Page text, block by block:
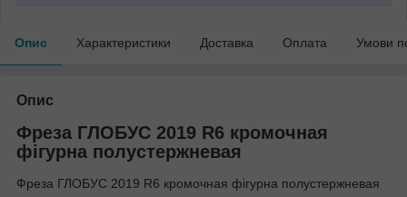
Опис Характеристики Доставка Оплата Умови
Опис
Фреза ГЛОБУС 2019 R6 кромочная
фігурна полустержневая
Фреза ГЛОБУС 2019 R6 кромочная фігурна полустержневая